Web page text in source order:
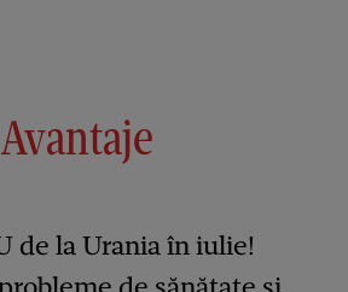
Avantaje